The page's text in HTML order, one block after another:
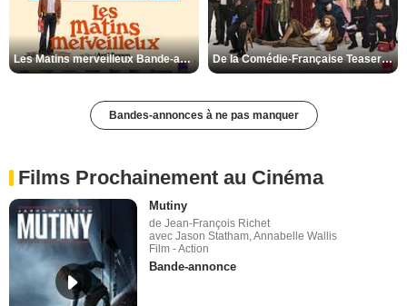
Les Matins merveilleux Bande-annonce VF De la Comédie-Française Teaser VF
Bandes-annonces à ne pas manquer
Films Prochainement au Cinéma
Mutiny
de Jean-François Richet
avec Jason Statham, Annabelle Wallis
Film - Action
Bande-annonce